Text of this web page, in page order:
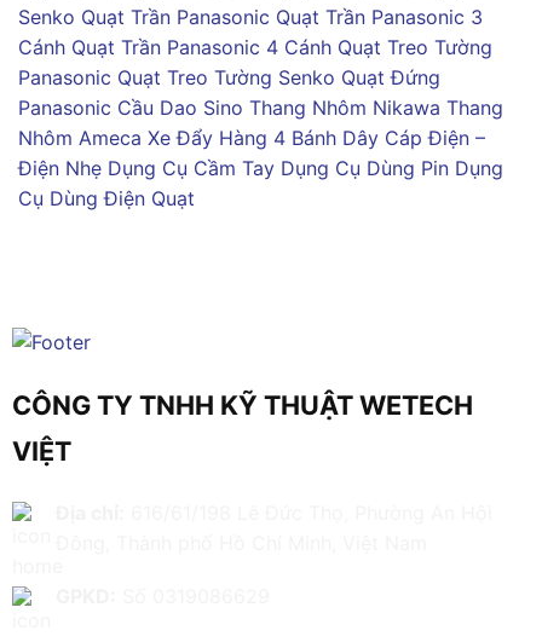
Senko Quạt Trần Panasonic Quạt Trần Panasonic 3
Cánh Quạt Trần Panasonic 4 Cánh Quạt Treo Tường
Panasonic Quạt Treo Tường Senko Quạt Đứng
Panasonic Cầu Dao Sino Thang Nhôm Nikawa Thang
Nhôm Ameca Xe Đẩy Hàng 4 Bánh Dây Cáp Điện –
Điện Nhẹ Dụng Cụ Cầm Tay Dụng Cụ Dùng Pin Dụng
Cụ Dùng Điện Quạt
CÔNG TY TNHH KỸ THUẬT WETECH
VIỆT